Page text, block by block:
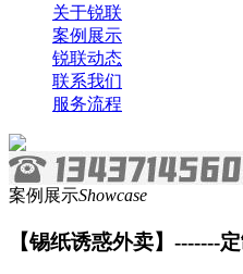
关于锐联
案例展示
锐联动态
联系我们
服务流程
案例展示Showcase
【锡纸诱惑外卖】-------